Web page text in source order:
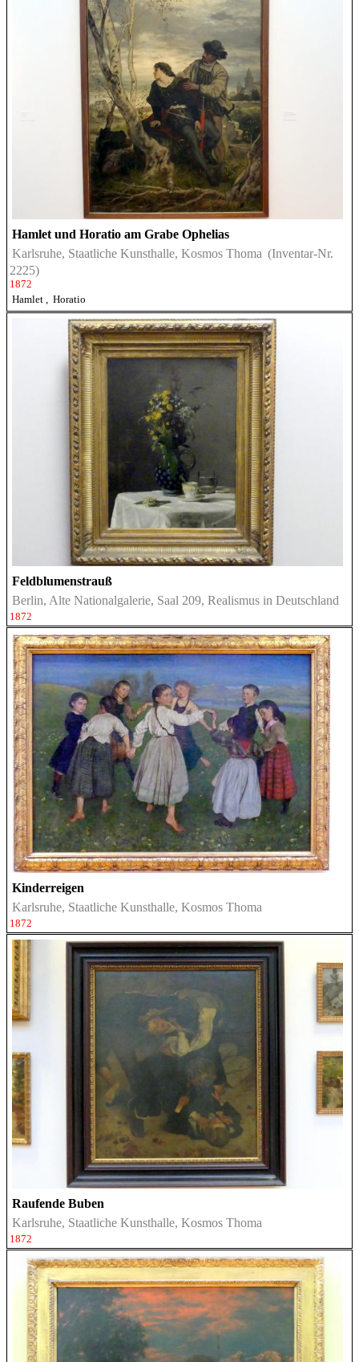
Hamlet und Horatio am Grabe Ophelias
Karlsruhe, Staatliche Kunsthalle, Kosmos Thoma (Inventar-Nr.
2225)
1872
Hamlet
Horatio
Feldblumenstrauß
Berlin, Alte Nationalgalerie, Saal 209, Realismus in Deutschland
1872
Kinderreigen
Karlsruhe, Staatliche Kunsthalle, Kosmos Thoma
1872
Raufende Buben
Karlsruhe, Staatliche Kunsthalle, Kosmos Thoma
1872